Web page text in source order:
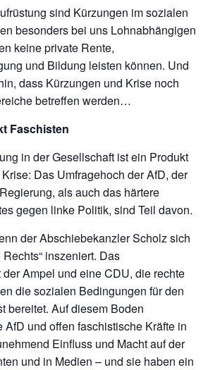
sind Kürzungen im sozialen
besonders bei uns Lohnabhängigen
keine private Rente,
und Bildung leisten können. Und
dass Kürzungen und Krise noch
betreffen werden…
Faschisten
in der Gesellschaft ist ein Produkt
Das Umfragehoch der AfD, der
als auch das härtere
gegen linke Politik, sind Teil davon.
der Abschiebekanzler Scholz sich
inszeniert. Das
Ampel und eine CDU, die rechte
die sozialen Bedingungen für den
bereitet. Auf diesem Boden
und offen faschistische Kräfte in
Einfluss und Macht auf der
und in Medien – und sie haben ein